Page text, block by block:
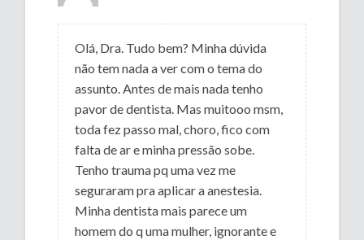
Olá, Dra. Tudo bem? Minha dúvida
não tem nada a ver com o tema do
assunto. Antes de mais nada tenho
pavor de dentista. Mas muitooo msm,
toda fez passo mal, choro, fico com
falta de ar e minha pressão sobe.
Tenho trauma pq uma vez me
seguraram pra aplicar a anestesia.
Minha dentista mais parece um
homem do q uma mulher, ignorante e